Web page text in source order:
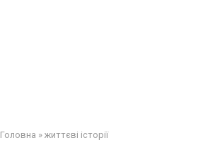
Головна » життєві історії